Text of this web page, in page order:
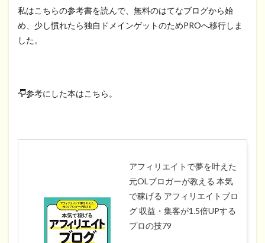
私はこちらの参考書を読んで、無料のはてなブログから始
め、少し慣れたら独自ドメインゲットのためPROへ移行しま
した。
参考にした本はこちら。
アフィリエイトで夢を叶えた
元OLブロガーが教える 本気
で稼げる アフィリエイトブロ
グ 収益・集客が1.5倍UPする
プロの技79